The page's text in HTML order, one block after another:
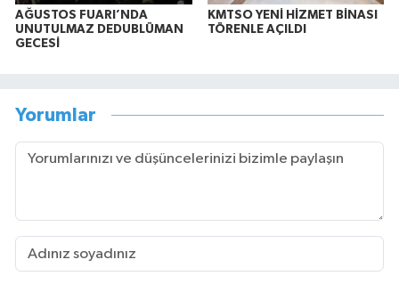
AĞUSTOS FUARI’NDA
UNUTULMAZ DEDUBLÜMAN
GECESİ
KMTSO YENİ HİZMET BİNASI
TÖRENLE AÇILDI
Yorumlar